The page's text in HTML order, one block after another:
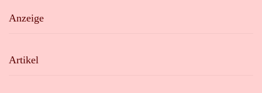
Anzeige
Artikel